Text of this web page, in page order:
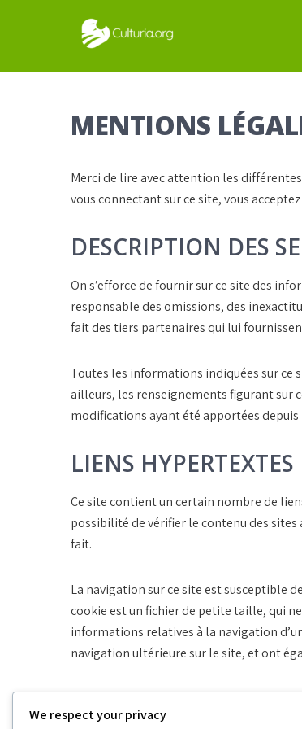
Culturia
MENTIONS
Merci de lire avec attention les
vous connectant sur ce site, vous
DESCRIPTION DES
On s’efforce de fournir sur ce site des
responsable des omissions, des
fait des tiers partenaires qui lui
Toutes les informations indiquées sur ce
ailleurs, les renseignements figurant sur
modifications ayant été apportées
LIENS
Ce site contient un certain nombre de
possibilité de vérifier le contenu des sites
fait.
La navigation sur ce site est susceptible
cookie est un fichier de petite taille, qui
informations relatives à la navigation
navigation ultérieure sur le site, et ont
We respect your privacy